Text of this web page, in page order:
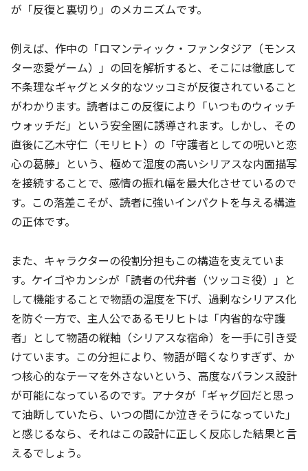
が「反復と裏切り」のメカニズムです。
例えば、作中の「ロマンティック・ファンタジア（モンス
ター恋愛ゲーム）」の回を解析すると、そこには徹底して
不条理なギャグとメタ的なツッコミが反復されていること
がわかります。読者はこの反復により「いつものウィッチ
ウォッチだ」という安全圏に誘導されます。しかし、その
直後に乙木守仁（モリヒト）の「守護者としての呪いと恋
心の葛藤」という、極めて湿度の高いシリアスな内面描写
を接続することで、感情の振れ幅を最大化させているので
す。この落差こそが、読者に強いインパクトを与える構造
の正体です。
また、キャラクターの役割分担もこの構造を支えていま
す。ケイゴやカンシが「読者の代弁者（ツッコミ役）」と
して機能することで物語の温度を下げ、過剰なシリアス化
を防ぐ一方で、主人公であるモリヒトは「内省的な守護
者」として物語の縦軸（シリアスな宿命）を一手に引き受
けています。この分担により、物語が暗くなりすぎず、か
つ核心的なテーマを外さないという、高度なバランス設計
が可能になっているのです。アナタが「ギャグ回だと思っ
て油断していたら、いつの間にか泣きそうになっていた」
と感じるなら、それはこの設計に正しく反応した結果と言
えるでしょう。